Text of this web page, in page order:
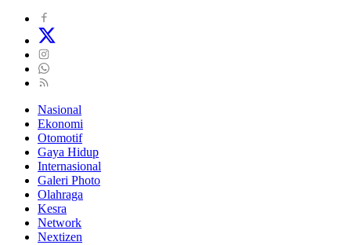
Nasional
Ekonomi
Otomotif
Gaya Hidup
Internasional
Galeri Photo
Olahraga
Kesra
Network
Nextizen